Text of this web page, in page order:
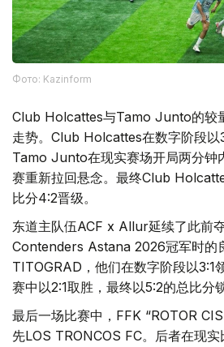
Фото: Kazinform
Club Holcattes与Tamo Junto的较
走势。Club Holcattes在数字阶段以
Tamo Junto在现实赛场开局两分钟
赛重新拉回悬念。最终Club
比分4:2晋级。
东道主队伍ACF x Allur延续了此前
Contenders Astana 2026冠军时的
TITOGRAD，他们在数字阶段以3:1
赛中以2:1取胜，最终以5:2的总比分
最后一场比赛中，FFK “ROTOR
先LOS TRONCOS FC。后者在现实